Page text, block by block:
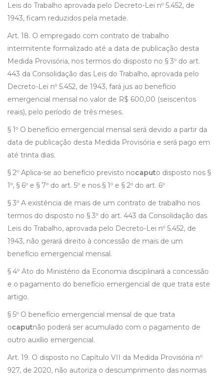
Leis do Trabalho aprovada pelo Decreto-Lei nº 5.452, de
1943, ficam reduzidos pela metade.
Art. 18. O empregado com contrato de trabalho
intermitente formalizado até a data de publicação desta
Medida Provisória, nos termos do disposto no § 3º do art.
443 da Consolidação das Leis do Trabalho, aprovada pelo
Decreto-Lei nº 5.452, de 1943, fará jus ao benefício
emergencial mensal no valor de R$ 600,00 (seiscentos
reais), pelo período de três meses.
§ 1º O benefício emergencial mensal será devido a partir da
data de publicação desta Medida Provisória e será pago em
até trinta dias.
§ 2º Aplica-se ao benefício previsto nocaputo disposto nos §
1º, § 6º e § 7º do art. 5º e nos § 1º e § 2º do art. 6º
§ 3º A existência de mais de um contrato de trabalho nos
termos do disposto no § 3º do art. 443 da Consolidação das
Leis do Trabalho, aprovada pelo Decreto-Lei nº 5.452, de
1943, não gerará direito à concessão de mais de um
benefício emergencial mensal.
§ 4º Ato do Ministério da Economia disciplinará a concessão
e o pagamento do benefício emergencial de que trata este
artigo.
§ 5º O benefício emergencial mensal de que trata
ocaputnão poderá ser acumulado com o pagamento de
outro auxílio emergencial.
Art. 19. O disposto no Capítulo VII da Medida Provisória nº
927, de 2020, não autoriza o descumprimento das normas